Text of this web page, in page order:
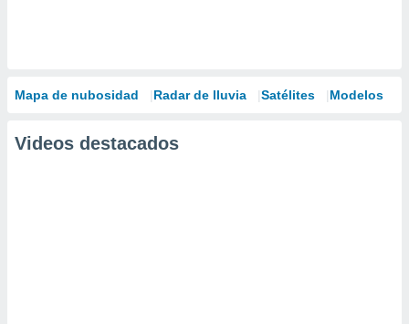
Mapa de nubosidad Radar de lluvia Satélites Modelos
Videos destacados